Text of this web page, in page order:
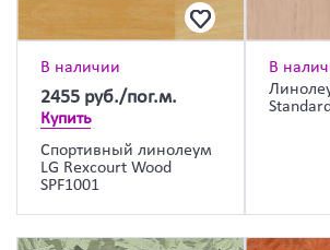
В наличии
2455 руб./пог.м.
Купить
Спортивный линолеум
LG Rexcourt Wood
SPF1001
В